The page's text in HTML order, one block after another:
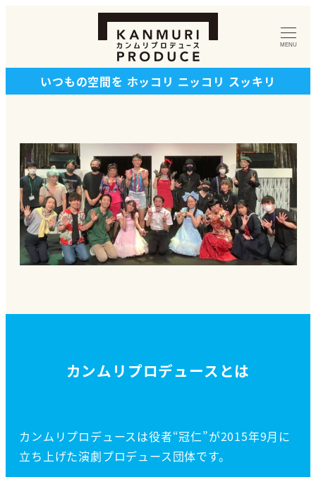
ン
MENU
いつもの空間を ホッコリ ニッコリ スッキリ
カンムリプロデュースとは
カンムリプロデュースは役者“冠仁”が2015年9月に
立ち上げた演劇プロデュース団体です。